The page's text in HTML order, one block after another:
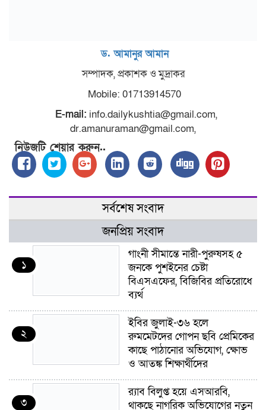
ড. আমানুর আমান
সম্পাদক, প্রকাশক ও মুদ্রাকর
Mobile: 01713914570
E-mail: info.dailykushtia@gmail.com,
dr.amanuraman@gmail.com,
নিউজটি শেয়ার করুন..
সর্বশেষ সংবাদ
জনপ্রিয় সংবাদ
১
গাংনী সীমান্তে নারী-পুরুষসহ ৫
জনকে পুশইনের চেষ্টা
বিএসএফের, বিজিবির প্রতিরোধে
ব্যর্থ
২
ইবির জুলাই-৩৬ হলে
রুমমেটদের গোপন ছবি প্রেমিকের
কাছে পাঠানোর অভিযোগ, ক্ষোভ
ও আতঙ্ক শিক্ষার্থীদের
৩
র‍্যাব বিলুপ্ত হয়ে এসআরবি,
থাকছে নাগরিক অভিযোগের নতুন